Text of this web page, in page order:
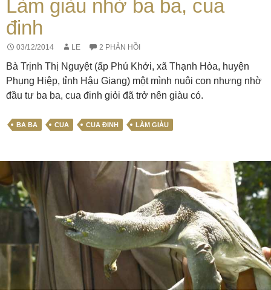
Làm giàu nhờ ba ba, cua
đinh
03/12/2014 LE 2 PHẢN HỒI
Bà Trịnh Thị Nguyệt (ấp Phú Khởi, xã Thạnh Hòa, huyện
Phụng Hiệp, tỉnh Hậu Giang) một mình nuôi con nhưng nhờ
đầu tư ba ba, cua đinh giỏi đã trở nên giàu có.
BA BA CUA CUA ĐINH LÀM GIÀU